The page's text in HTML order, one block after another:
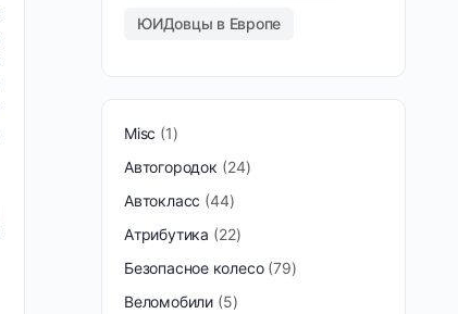
ЮИДовцы в Европе
Misc
1
Автогородок
24
Автокласс 44
Атрибутика
22
Безопасное колесо 79
Веломобили 5